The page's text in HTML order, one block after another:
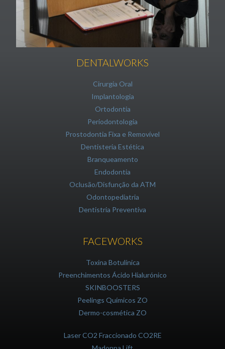
DENTALWORKS
Cirurgia Oral
Implantologia
Ortodontia
Periodontologia
Prostodontia Fixa e Removível
Dentisteria Estética
Branqueamento
Endodontia
Oclusão/Disfunção da ATM
Odontopediatria
Dentistria Preventiva
FACEWORKS
Toxina Botulínica
Preenchimentos Ácido Hialurónico
SKINBOOSTERS
Peelings Químicos ZO
Dermo-cosmética ZO
Laser CO2 Fraccionado CO2RE